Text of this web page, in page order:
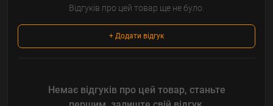
Відгуків про цей товар ще не було.
+ Додати відгук
Немає відгуків про цей товар, станьте